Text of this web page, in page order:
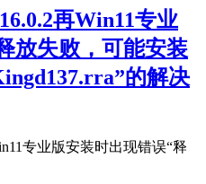
再Win11专业
放失败，可能安装
的解决
专业版安装时出现错误“释